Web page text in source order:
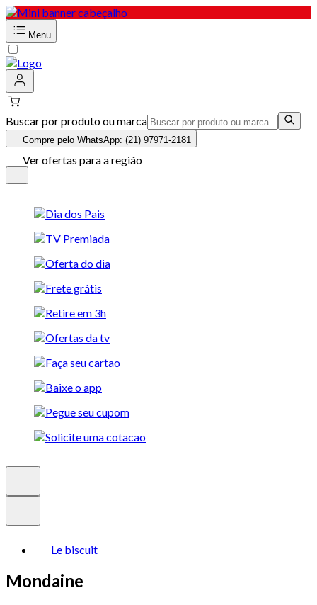
Menu
Buscar por produto ou marca
Compre pelo WhatsApp: (21) 97971-2181
Ver ofertas para a região
Le biscuit
Mondaine